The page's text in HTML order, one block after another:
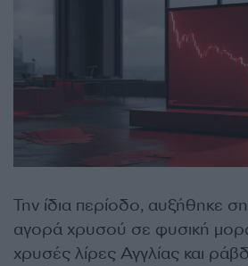
Την ίδια περίοδο, αυξήθηκε
αγορά χρυσού σε φυσική
χρυσές λίρες Αγγλίας και